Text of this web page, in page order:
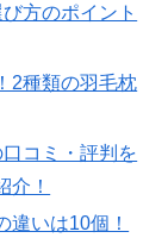
方のポイント
2種類の羽毛枕
コミ・評判を
介！
違いは10個！